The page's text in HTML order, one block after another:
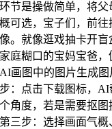
节是操做简单，将
可选，宝子们，前
。就像逛戏抽卡开
庭糊口的宝妈宝爸，
画图中的图片生成
：点击下载图标，AI
角度，若是需要抠
三步：选择画面气